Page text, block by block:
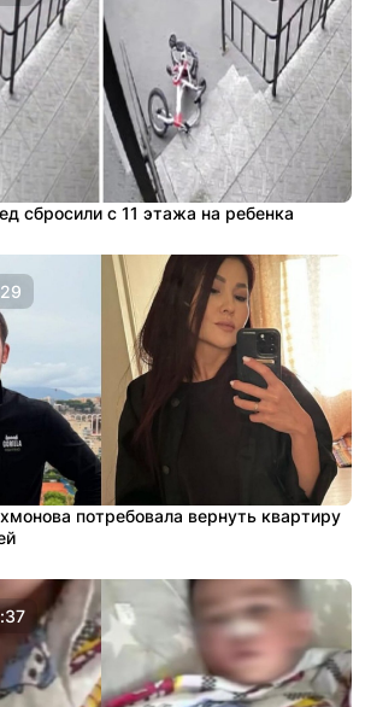
сбросили с 11 этажа на ребенка
потребовала вернуть квартиру